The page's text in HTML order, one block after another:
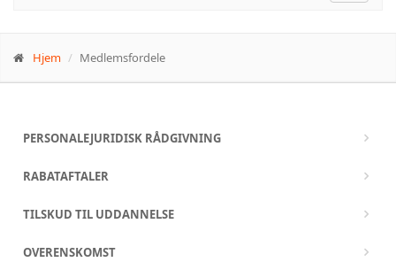
Hjem Medlemsfordele
PERSONALEJURIDISK RÅDGIVNING
RABATAFTALER
TILSKUD TIL UDDANNELSE
OVERENSKOMST